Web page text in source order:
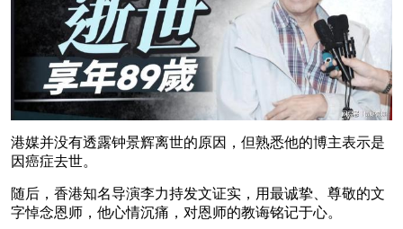
港媒并没有透露钟景辉离世的原因，但熟悉他的博主表示是
因癌症去世。
随后，香港知名导演李力持发文证实，用最诚挚、尊敬的文
字悼念恩师，他心情沉痛，对恩师的教诲铭记于心。